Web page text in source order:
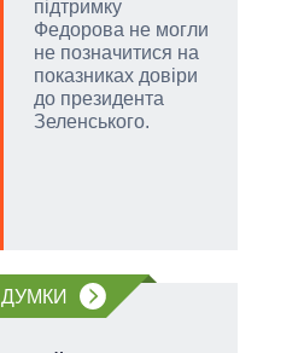
підтримку
Федорова не могли
не позначитися на
показниках довіри
до президента
Зеленського.
ДУМКИ